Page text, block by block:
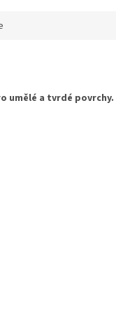
umělé a tvrdé povrchy.